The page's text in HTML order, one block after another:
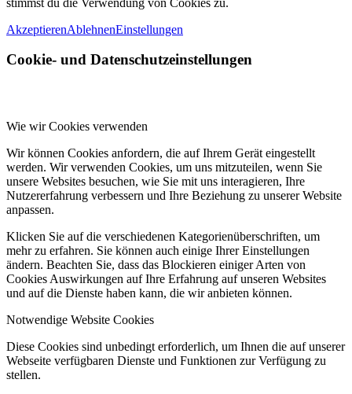
AkzeptierenAblehnenEinstellungen
Cookie- und Datenschutzeinstellungen
Wie wir Cookies verwenden
Wir können Cookies anfordern, die auf Ihrem Gerät eingestellt
werden. Wir verwenden Cookies, um uns mitzuteilen, wenn Sie
unsere Websites besuchen, wie Sie mit uns interagieren, Ihre
Nutzererfahrung verbessern und Ihre Beziehung zu unserer Website
anpassen.
Klicken Sie auf die verschiedenen Kategorienüberschriften, um
mehr zu erfahren. Sie können auch einige Ihrer Einstellungen
ändern. Beachten Sie, dass das Blockieren einiger Arten von
Cookies Auswirkungen auf Ihre Erfahrung auf unseren Websites
und auf die Dienste haben kann, die wir anbieten können.
Notwendige Website Cookies
Diese Cookies sind unbedingt erforderlich, um Ihnen die auf unserer
Webseite verfügbaren Dienste und Funktionen zur Verfügung zu
stellen.